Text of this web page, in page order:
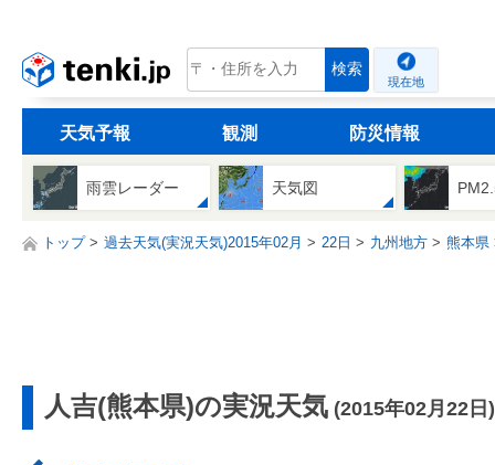
tenki.jp 検索
現在地
天気予報 観測 防災情報
雨雲レーダー 天気図
トップ 過去天気(実況天気)2015年02月 22日 九州地方 熊本県
人吉(熊本県)の実況天気 (2015年02月22日)